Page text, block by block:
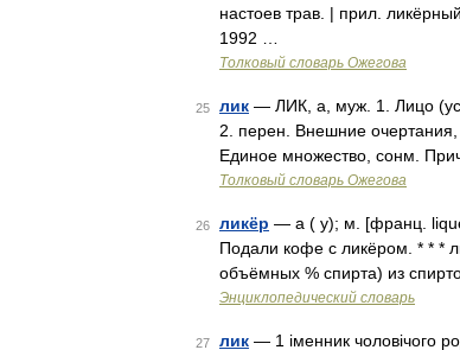
настоев трав. | прил.
1992 …
Толковый словарь Ожегова
25 лик — ЛИК, а, муж. 1. Лицо
2. перен. Внешние
Единое множество, сонм.
Толковый словарь Ожегова
26 ликёр — а ( у); м. [франц.
Подали кофе с ликёром. * * *
объёмных % спирта) из
Энциклопедический словарь
27 лик — 1 іменник чоловічого